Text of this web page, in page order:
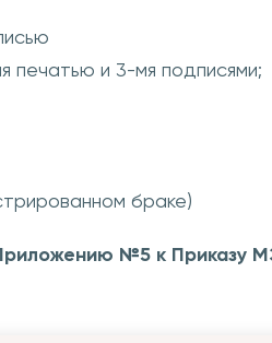
печатью и 3-мя подписями;
браке)
№5 к Приказу